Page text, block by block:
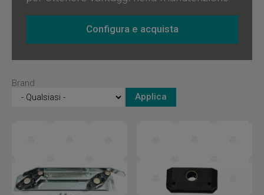
Configura e acquista
Brand